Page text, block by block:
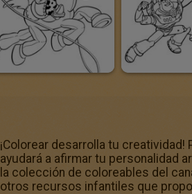
¡Colorear desarrolla tu
ayudará a afirmar tu personalidad
la colección de coloreables del
otros recursos infantiles que